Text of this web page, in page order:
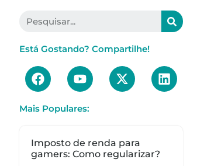
Está Gostando? Compartilhe!
Mais Populares:
Imposto de renda para
gamers: Como regularizar?